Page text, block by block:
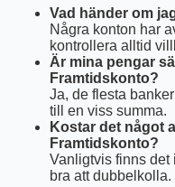
Vad händer om
Några konton har
kontrollera alltid
Är mina pengar
Framtidskonto?
Ja, de flesta
till en viss summa.
Kostar det något
Framtidskonto?
Vanligtvis finns det
bra att dubbelkolla.